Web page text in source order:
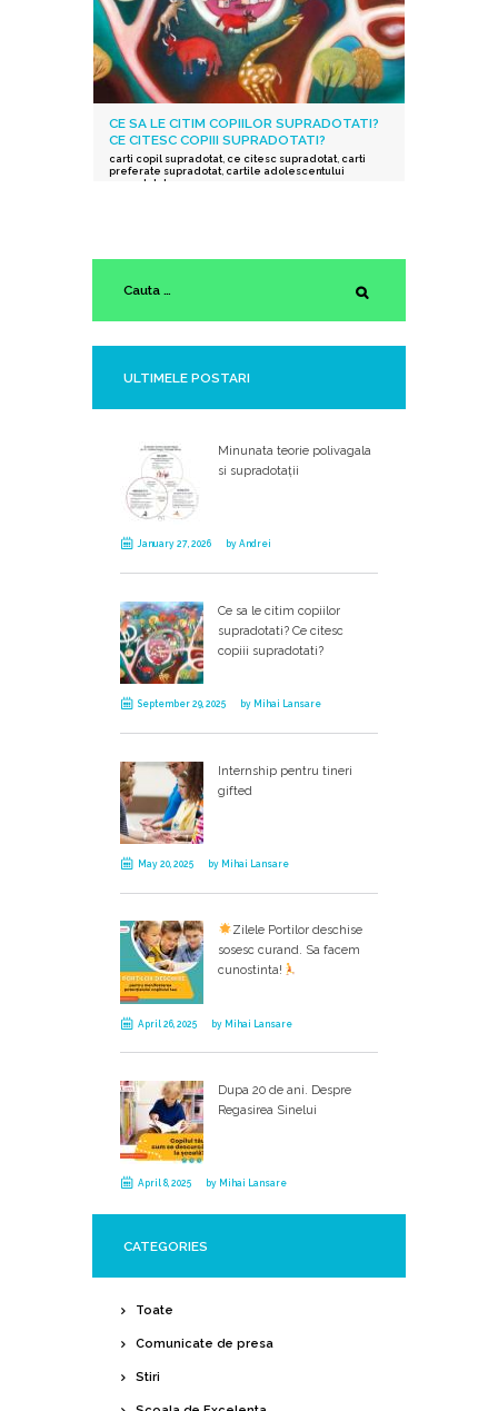
CE SA LE CITIM COPIILOR SUPRADOTATI?
CE CITESC COPIII SUPRADOTATI?
carti copil supradotat, ce citesc supradotat, carti
preferate supradotat, cartile adolescentului
supradotat
ULTIMELE POSTARI
Minunata teorie polivagala
si supradotații
January 27, 2026 byAndrei
Ce sa le citim copiilor
supradotati? Ce citesc
copiii supradotati?
September 29, 2025 by Mihai Lansare
Internship pentru tineri
gifted
May 20, 2025 by Mihai Lansare
Zilele Portilor deschise
sosesc curand. Sa facem
cunostinta!
April 26, 2025 by Mihai Lansare
Dupa 20 de ani. Despre
Regasirea Sinelui
April 8, 2025 by Mihai Lansare
CATEGORIES
Toate
Comunicate de presa
Stiri